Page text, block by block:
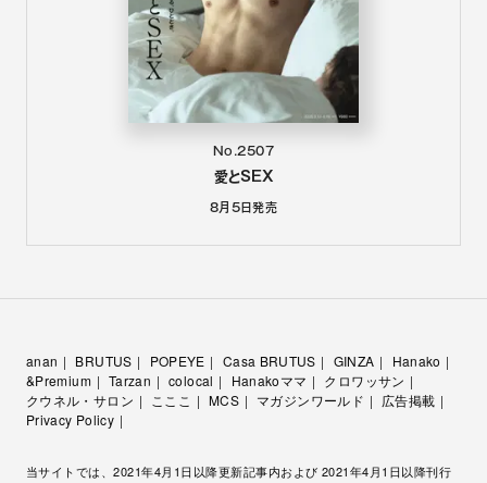
No.2507
愛とSEX
8月5日発売
anan BRUTUS POPEYE Casa BRUTUS GINZA
Hanako
&Premium
Tarzan colocal Hanakoママ
クロワッサン
クウネル・サロン
こここ MCS マガジンワールド
広告掲載
Privacy Policy
当サイトでは、2021年4月1日以降更新記事内および 2021年4月1日以降刊行